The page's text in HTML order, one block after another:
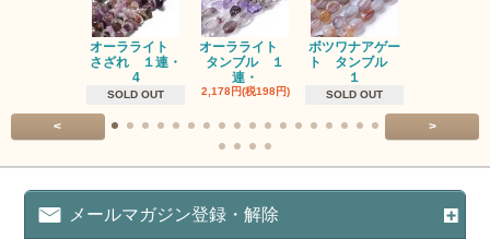
オーラライト
さざれ １連・
4
SOLD OUT
オーラライト
タンブル １
連・
2,178円(税198円)
ボツワナアゲー
ト タンブル
１
SOLD OUT
< >
メールマガジン登録・解除